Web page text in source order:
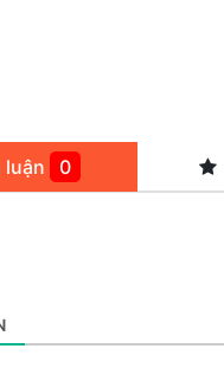
luận 0